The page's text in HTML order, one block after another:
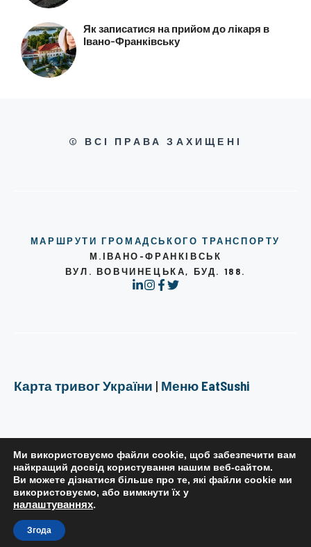
Як записатися на прийом до лікаря в
Івано-Франківську
© ВСІ ПРАВА ЗАХИЩЕНІ
МАРШРУТИ ГРОМАДСЬКОГО ТРАНСПОРТУ
М.ІВАНО-ФРАНКІВСЬК
ВУЛ. ВОВЧИНЕЦЬКА, БУД. 188.
Карта тривог України | Меню EatSushi
РЕДАКЦІЙНА ПОЛІТИКА
ПОЛІТИКА КОНФІДЕНЦІЙНОСТІ
ПРАВИЛА КОРИСТУВАННЯ САЙТОМ
Ми використовуємо файли cookie, щоб забезпечити вам
найкращий досвід користування нашим веб-сайтом.
Ви можете дізнатися більше про те, які файли cookie ми
використовуємо, або вимкнути їх у
налаштуваннях.
Згода